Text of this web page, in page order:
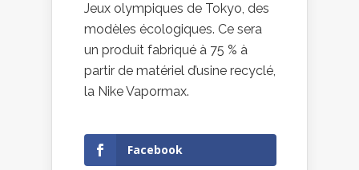
Jeux olympiques de Tokyo, des
modèles écologiques. Ce sera
un produit fabriqué à 75 % à
partir de matériel d’usine recyclé,
la Nike Vapormax.
Facebook